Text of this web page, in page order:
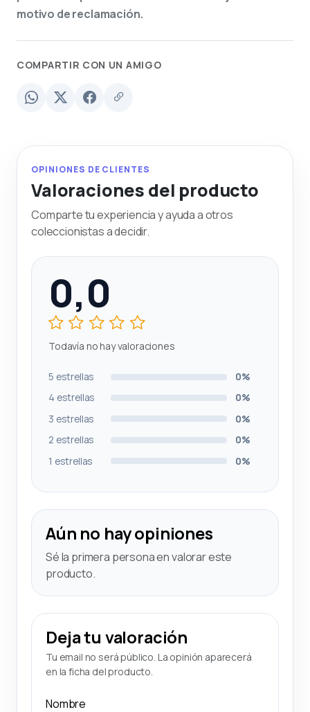
motivo de reclamación.
COMPARTIR CON UN AMIGO
OPINIONES DE CLIENTES
Valoraciones del producto
Comparte tu experiencia y ayuda a otros
coleccionistas a decidir.
0,0
Todavía no hay valoraciones
5 estrellas
0%
4 estrellas
0%
3 estrellas
0%
2 estrellas
0%
1 estrellas
0%
Aún no hay opiniones
Sé la primera persona en valorar este
producto.
Deja tu valoración
Tu email no será público. La opinión aparecerá
en la ficha del producto.
Nombre